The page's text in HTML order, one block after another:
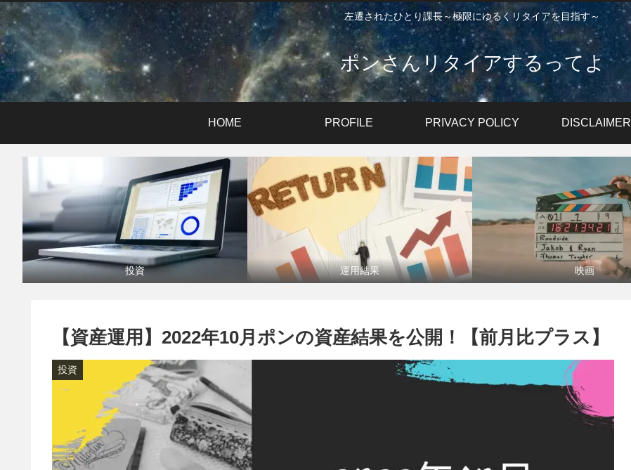
左遷されたひとり課長～極限にゆるくリタイアを目指す～
ポンさんリタイアするってよ
HOME PROFILE PRIVACY POLICY DISCLAIMER
投資 運用結果 映画
【資産運用】2022年10月ポンの資産結果を公開！【前月比プラス】
投資